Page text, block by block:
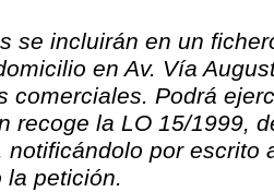
se incluirán en un
en Av. Vía
comerciales. Podrá
recoge la LO 15/1999,
notificándolo por
la petición.